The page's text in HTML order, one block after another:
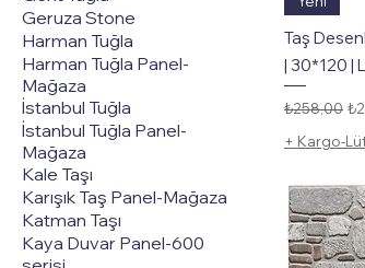
Geruza Stone
Harman Tuğla
Harman Tuğla Panel-
Mağaza
İstanbul Tuğla
İstanbul Tuğla Panel-
Mağaza
Kale Taşı
Karışık Taş Panel-Mağaza
Katman Taşı
Kaya Duvar Panel-600
Taş
| 30*120 |
Normal
₺258,00
+ Kargo-